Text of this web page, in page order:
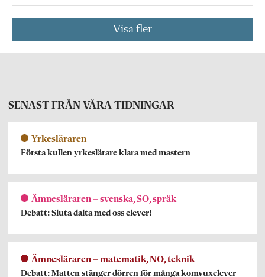
Visa fler
SENAST FRÅN VÅRA TIDNINGAR
Yrkesläraren
Första kullen yrkeslärare klara med mastern
Ämnesläraren – svenska, SO, språk
Debatt: Sluta dalta med oss elever!
Ämnesläraren – matematik, NO, teknik
Debatt: Matten stänger dörren för många komvuxelever